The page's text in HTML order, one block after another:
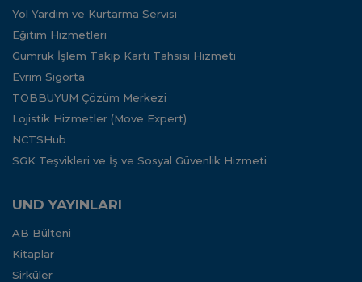
Yol Yardım ve Kurtarma Servisi
Eğitim Hizmetleri
Gümrük İşlem Takip Kartı Tahsisi Hizmeti
Evrim Sigorta
TOBBUYUM Çözüm Merkezi
Lojistik Hizmetler (Move Expert)
NCTSHub
SGK Teşvikleri ve İş ve Sosyal Güvenlik Hizmeti
UND YAYINLARI
AB Bülteni
Kitaplar
Sirküler